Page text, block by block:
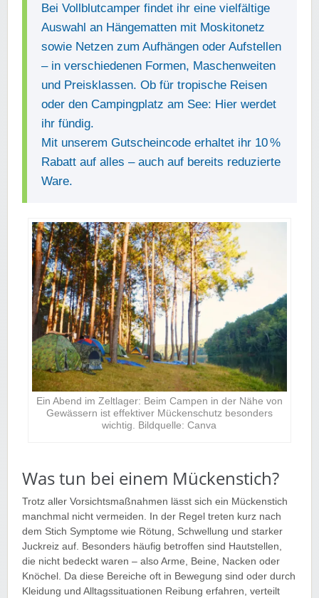
Bei Vollblutcamper findet ihr eine vielfältige
Auswahl an Hängematten mit Moskitonetz
sowie Netzen zum Aufhängen oder Aufstellen
– in verschiedenen Formen, Maschenweiten
und Preisklassen. Ob für tropische Reisen
oder den Campingplatz am See: Hier werdet
ihr fündig.
Mit unserem Gutscheincode erhaltet ihr 10 %
Rabatt auf alles – auch auf bereits reduzierte
Ware.
Ein Abend im Zeltlager: Beim Campen in der Nähe von
Gewässern ist effektiver Mückenschutz besonders
wichtig. Bildquelle: Canva
Was tun bei einem Mückenstich?
Trotz aller Vorsichtsmaßnahmen lässt sich ein Mückenstich
manchmal nicht vermeiden. In der Regel treten kurz nach
dem Stich Symptome wie Rötung, Schwellung und starker
Juckreiz auf. Besonders häufig betroffen sind Hautstellen,
die nicht bedeckt waren – also Arme, Beine, Nacken oder
Knöchel. Da diese Bereiche oft in Bewegung sind oder durch
Kleidung und Alltagssituationen Reibung erfahren, verteilt